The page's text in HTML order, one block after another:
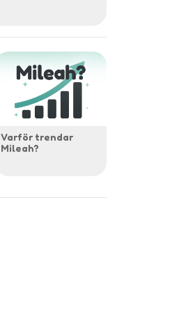
Varför trendar
Mileah?